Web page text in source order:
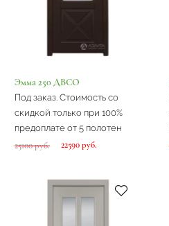
Эмма 250 ДВСО
Под заказ. Стоимость со
скидкой только при 100%
предоплате от 5 полотен
25100 руб. 22590 руб.